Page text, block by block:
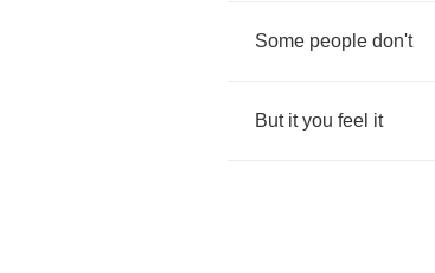
Some people don't
But it you feel it